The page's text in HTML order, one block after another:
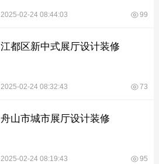
2025-02-24 08:44:03 99
江都区新中式展厅设计装修
2025-02-24 08:32:43 73
舟山市城市展厅设计装修
2025-02-24 08:19:43 95